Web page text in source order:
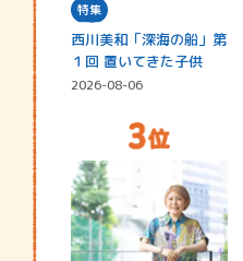
特集
西川美和「深海の船」第
１回 置いてきた子供
2026-08-06